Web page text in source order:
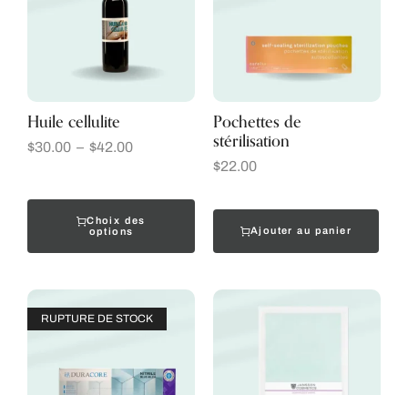
Huile cellulite
$30.00 – $42.00
Choix des
options
Pochettes de
stérilisation
$22.00
Ajouter au panier
RUPTURE DE STOCK